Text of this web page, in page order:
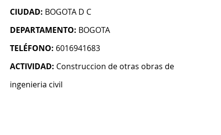
CIUDAD: BOGOTA D C
DEPARTAMENTO: BOGOTA
TELÉFONO: 6016941683
ACTIVIDAD: Construccion de otras obras de
ingenieria civil